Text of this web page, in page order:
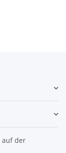
auf der